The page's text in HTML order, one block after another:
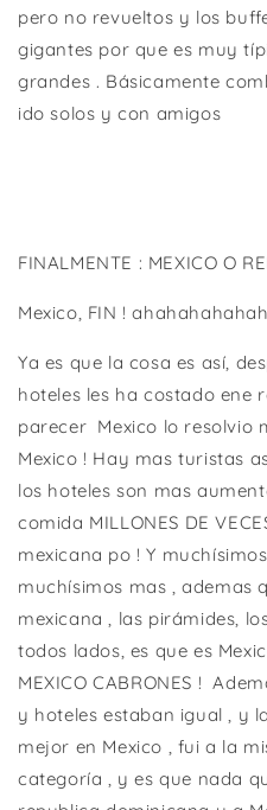
pero no revueltos y los
gigantes por que es muy
grandes . Básicamente
ido solos y con amigos
FINALMENTE : MEXICO O
Mexico, FIN !
Ya es que la cosa es así,
hoteles les ha costado ene
parecer Mexico lo resolvio
Mexico ! Hay mas turistas
los hoteles son mas
comida MILLONES DE
mexicana po ! Y
muchísimos mas , ademas
mexicana , las pirámides,
todos lados, es que es
MEXICO CABRONES !
y hoteles estaban igual , y
mejor en Mexico , fui a la
categoría , y es que nada